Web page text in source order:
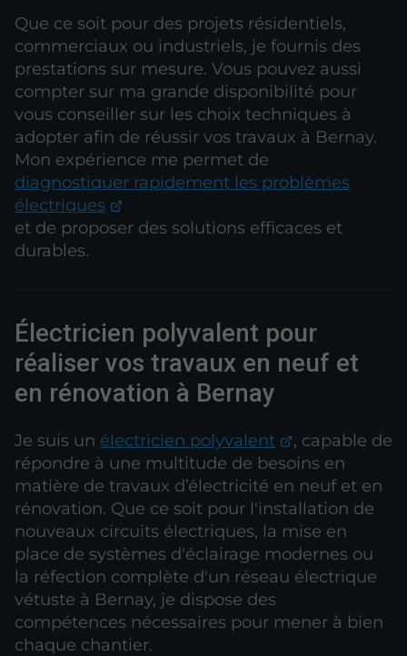
Que ce soit pour des projets résidentiels,
commerciaux ou industriels, je fournis des
prestations sur mesure. Vous pouvez aussi
compter sur ma grande disponibilité pour
vous conseiller sur les choix techniques à
adopter afin de réussir vos travaux à Bernay.
Mon expérience me permet de
diagnostiquer rapidement les problèmes
électriques
et de proposer des solutions efficaces et
durables.
Électricien polyvalent pour
réaliser vos travaux en neuf et
en rénovation à Bernay
Je suis un électricien polyvalent
, capable de
répondre à une multitude de besoins en
matière de travaux d’électricité en neuf et en
rénovation. Que ce soit pour l'installation de
nouveaux circuits électriques, la mise en
place de systèmes d'éclairage modernes ou
la réfection complète d'un réseau électrique
vétuste à Bernay, je dispose des
compétences nécessaires pour mener à bien
chaque chantier.